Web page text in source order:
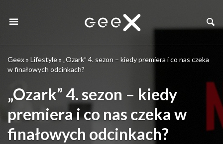
Geex» Lifestyle» „Ozark” 4. sezon – kiedy premiera i co nas czeka
w finałowych odcinkach?
„Ozark” 4. sezon – kiedy
premiera i co nas czeka w
finałowych odcinkach?